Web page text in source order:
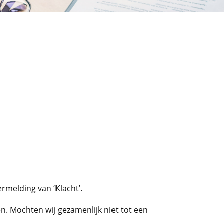
van ‘Klacht’.
Mochten wij gezamenlijk niet tot een